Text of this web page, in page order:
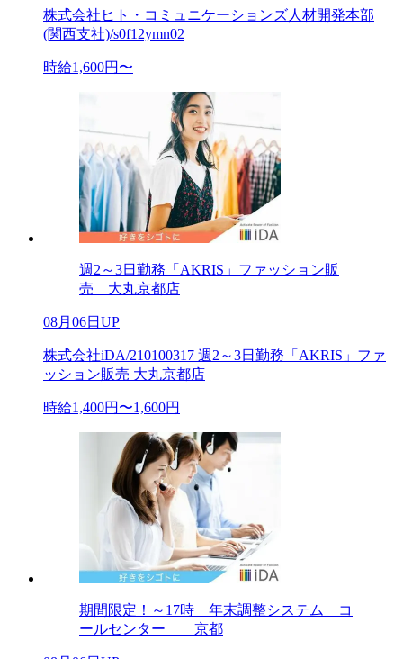
株式会社ヒト・コミュニケーションズ人材開発本部
(関西支社)/s0f12ymn02
時給1,600円〜
週2～3日勤務「AKRIS」ファッション販
売 大丸京都店
08月06日UP
株式会社iDA/210100317 週2～3日勤務「AKRIS」ファ
ッション販売 大丸京都店
時給1,400円〜1,600円
期間限定！～17時 年末調整システム コ
ールセンター 京都